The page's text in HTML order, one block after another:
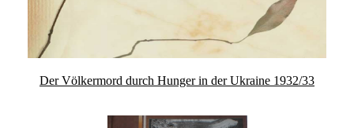
Der Völkermord durch Hunger in der Ukraine 1932/33